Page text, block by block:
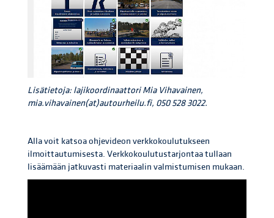
Lisätietoja: lajikoordinaattori Mia Vihavainen,
mia.vihavainen(at)autourheilu.fi, 050 528 3022.
Alla voit katsoa ohjevideon verkkokoulutukseen
ilmoittautumisesta. Verkkokoulutustarjontaa tullaan
lisäämään jatkuvasti materiaalin valmistumisen mukaan.